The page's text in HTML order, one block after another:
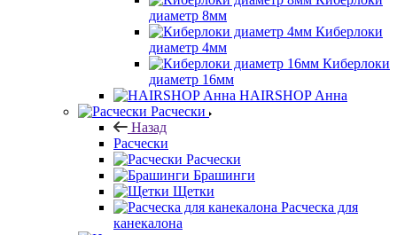
диаметр 8мм
Киберлоки
диаметр 4мм
Киберлоки
диаметр 16мм
HAIRSHOP Анна
Расчески
Назад
Расчески
Расчески
Брашинги
Щетки
Расческа для
канекалона